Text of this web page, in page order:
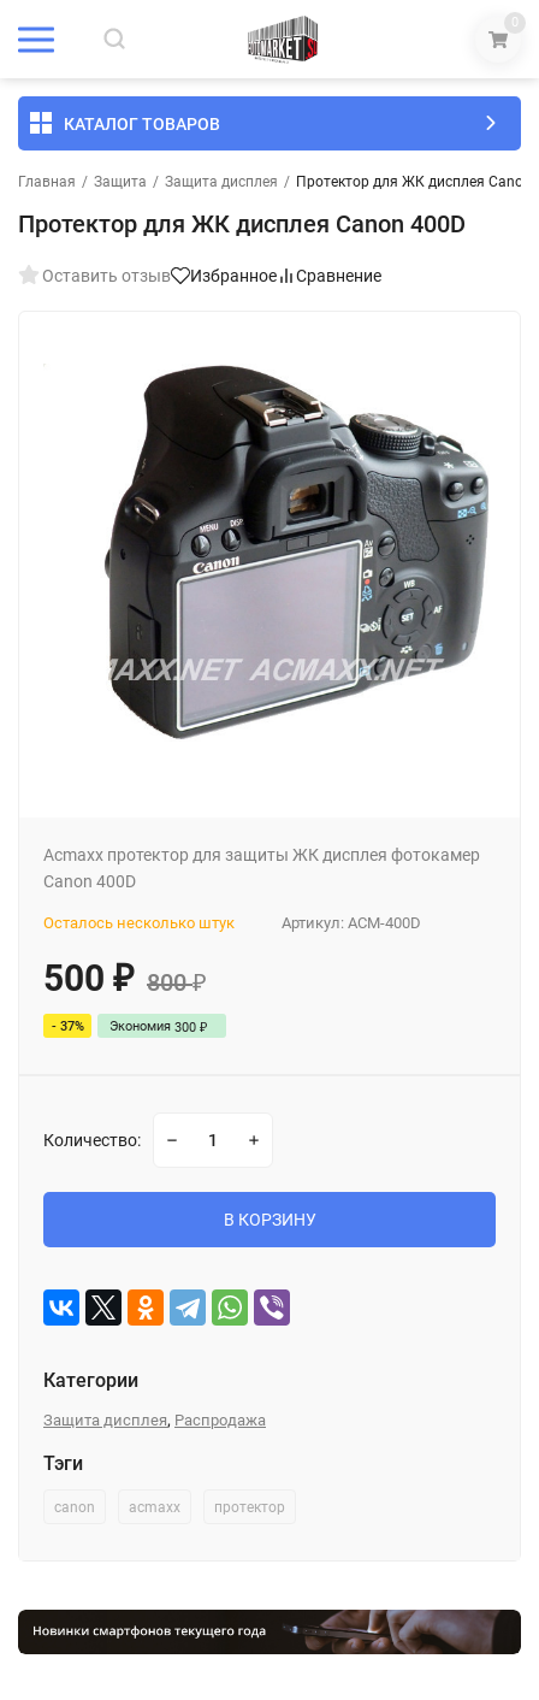
0
КАТАЛОГ ТОВАРОВ
Главная / Защита / Защита дисплея / Протектор для ЖК дисплея Canon
Протектор для ЖК дисплея Canon 400D
Оставить отзыв Избранное Сравнение
Acmaxx протектор для защиты ЖК дисплея фотокамер
Canon 400D
Артикул: ACM-400D
Осталось несколько штук
500 ₽ 800₽
- 37% Экономия 300 ₽
Количество:
В КОРЗИНУ
Категории
Защита дисплея, Распродажа
Тэги
canon acmaxx протектор